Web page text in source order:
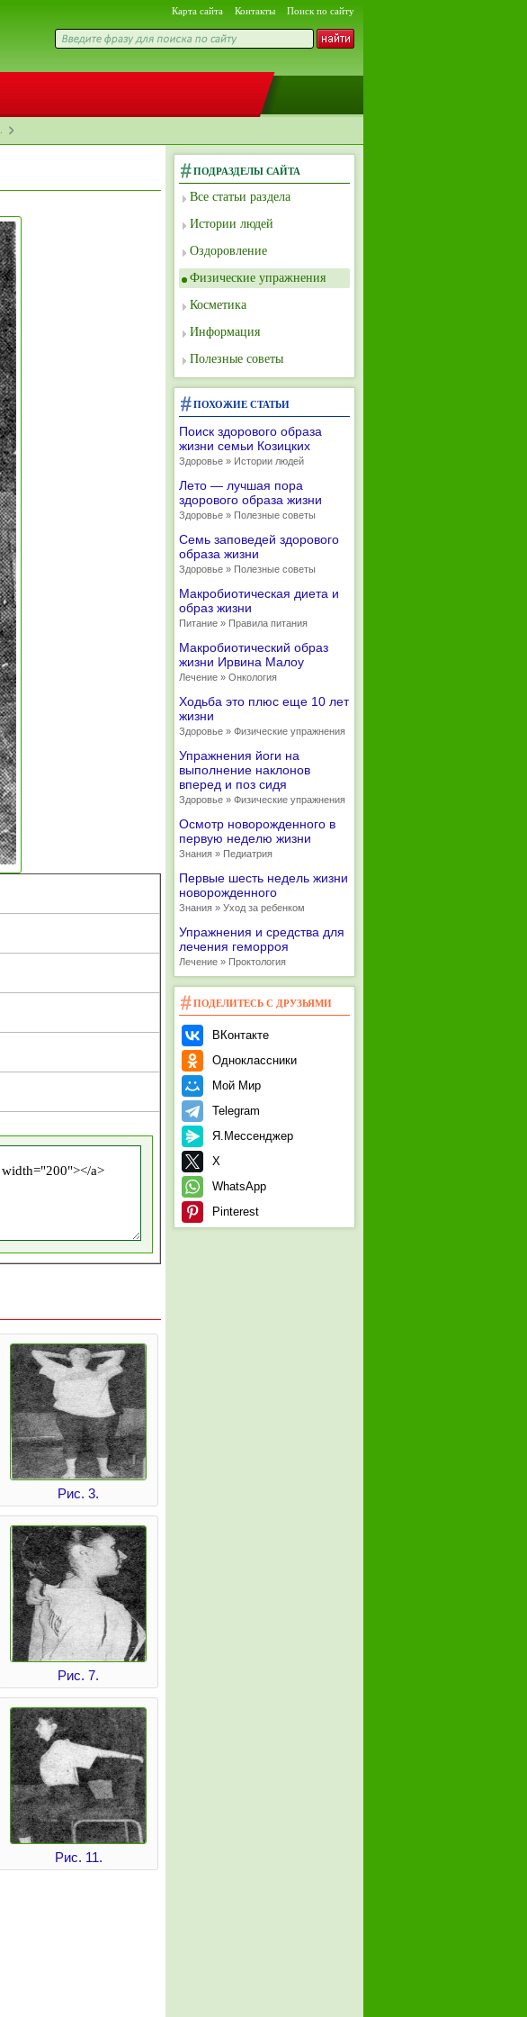
Карта сайта Контакты Поиск по сайту
Рис. 3.
Рис. 7.
Рис. 11.
ПОДРАЗДЕЛЫ САЙТА
Все статьи раздела
Истории людей
Оздоровление
Физические упражнения
Косметика
Информация
Полезные советы
ПОХОЖИЕ СТАТЬИ
Поиск здорового образа
жизни семьи Козицких
Здоровье » Истории людей
Лето — лучшая пора
здорового образа жизни
Здоровье » Полезные советы
Семь заповедей здорового
образа жизни
Здоровье » Полезные советы
Макробиотическая диета и
образ жизни
Питание » Правила питания
Макробиотический образ
жизни Ирвина Малоу
Лечение » Онкология
Ходьба это плюс еще 10 лет
жизни
Здоровье » Физические упражнения
Упражнения йоги на
выполнение наклонов
вперед и поз сидя
Здоровье » Физические упражнения
Осмотр новорожденного в
первую неделю жизни
Знания » Педиатрия
Первые шесть недель жизни
новорожденного
Знания » Уход за ребенком
Упражнения и средства для
лечения геморроя
Лечение » Проктология
ПОДЕЛИТЕСЬ С ДРУЗЬЯМИ
ВКонтакте
Одноклассники
Мой Мир
Telegram
Я.Мессенджер
X
WhatsApp
Pinterest